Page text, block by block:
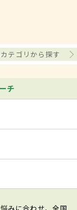
テゴリから探す
チ